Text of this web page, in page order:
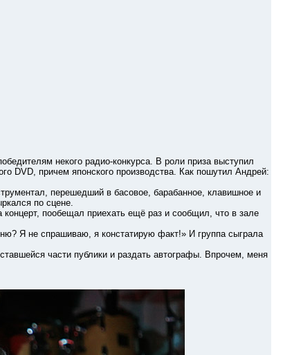
некого радио-конкурса. В роли приза выступил
DVD, причем японского производства. Как пошутил Андрей:
перешедший в басовое, барабанное, клавишное и
по сцене.
пообещал приехать ещё раз и сообщил, что в зале
Я не спрашиваю, я констатирую факт!» И группа сыграла
части публики и раздать автографы. Впрочем, меня